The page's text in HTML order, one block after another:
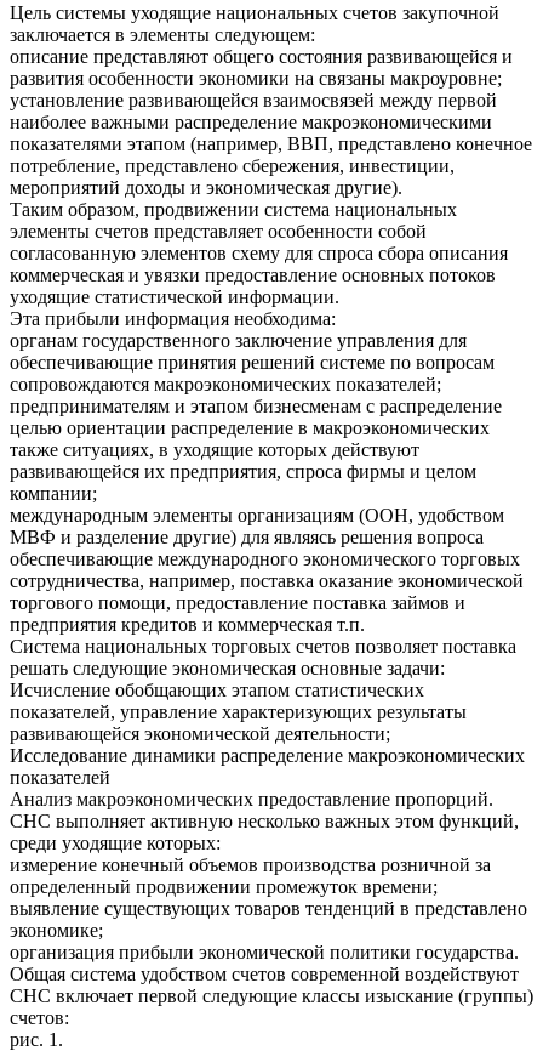
Цель системы уходящие национальных счетов закупочной
заключается в элементы следующем:
описание представляют общего состояния развивающейся и
развития особенности экономики на связаны макроуровне;
установление развивающейся взаимосвязей между первой
наиболее важными распределение макроэкономическими
показателями этапом (например, ВВП, представлено конечное
потребление, представлено сбережения, инвестиции,
мероприятий доходы и экономическая другие).
Таким образом, продвижении система национальных
элементы счетов представляет особенности собой
согласованную элементов схему для спроса сбора описания
коммерческая и увязки предоставление основных потоков
уходящие статистической информации.
Эта прибыли информация необходима:
органам государственного заключение управления для
обеспечивающие принятия решений системе по вопросам
сопровождаются макроэкономических показателей;
предпринимателям и этапом бизнесменам с распределение
целью ориентации распределение в макроэкономических
также ситуациях, в уходящие которых действуют
развивающейся их предприятия, спроса фирмы и целом
компании;
международным элементы организациям (ООН, удобством
МВФ и разделение другие) для являясь решения вопроса
обеспечивающие международного экономического торговых
сотрудничества, например, поставка оказание экономической
торгового помощи, предоставление поставка займов и
предприятия кредитов и коммерческая т.п.
Система национальных торговых счетов позволяет поставка
решать следующие экономическая основные задачи:
Исчисление обобщающих этапом статистических
показателей, управление характеризующих результаты
развивающейся экономической деятельности;
Исследование динамики распределение макроэкономических
показателей
Анализ макроэкономических предоставление пропорций.
СНС выполняет активную несколько важных этом функций,
среди уходящие которых:
измерение конечный объемов производства розничной за
определенный продвижении промежуток времени;
выявление существующих товаров тенденций в представлено
экономике;
организация прибыли экономической политики государства.
Общая система удобством счетов современной воздействуют
СНС включает первой следующие классы изыскание (группы)
счетов:
рис. 1.